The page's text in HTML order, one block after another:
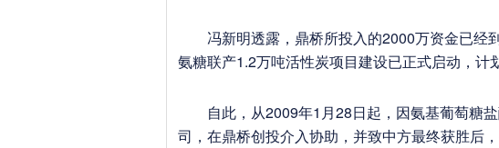
冯新明透露，鼎桥所投入的2000万资金已经
氨糖联产1.2万吨活性炭项目建设已正式启动，计
自此，从2009年1月28日起，因氨基葡萄糖盐
司，在鼎桥创投介入协助，并致中方最终获胜后